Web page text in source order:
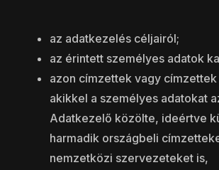
az adatkezelés céljairól;
az érintett személyes adatok
azon címzettek vagy
akikkel a személyes adatokat
Adatkezelő közölte, ideértve
harmadik országbeli
nemzetközi szervezeteket is,